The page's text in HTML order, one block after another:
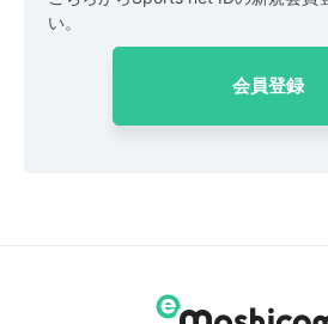
い。
会員登録